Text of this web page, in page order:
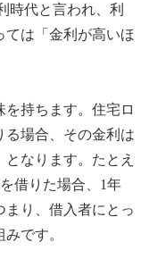
時代と言われ、利
ては「金利が高いほ
持ちます。住宅ロ
る場合、その金利は
となります。たとえ
借りた場合、1年
まり、借入者にとっ
です。